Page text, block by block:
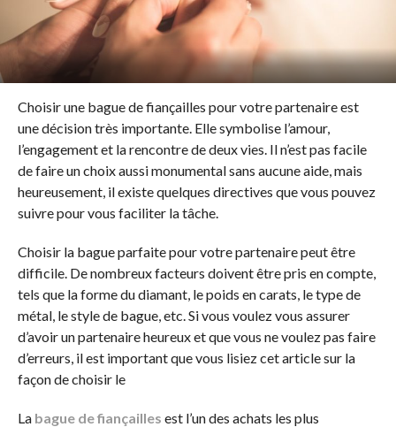
Choisir une bague de fiançailles pour votre partenaire est
une décision très importante. Elle symbolise l’amour,
l’engagement et la rencontre de deux vies. Il n’est pas facile
de faire un choix aussi monumental sans aucune aide, mais
heureusement, il existe quelques directives que vous pouvez
suivre pour vous faciliter la tâche.
Choisir la bague parfaite pour votre partenaire peut être
difficile. De nombreux facteurs doivent être pris en compte,
tels que la forme du diamant, le poids en carats, le type de
métal, le style de bague, etc. Si vous voulez vous assurer
d’avoir un partenaire heureux et que vous ne voulez pas faire
d’erreurs, il est important que vous lisiez cet article sur la
façon de choisir le
La bague de fiançailles est l’un des achats les plus